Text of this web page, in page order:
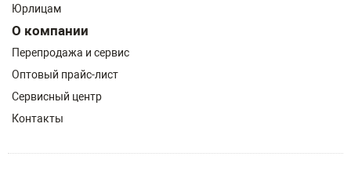
Юрлицам
О компании
Перепродажа и сервис
Оптовый прайс-лист
Сервисный центр
Контакты